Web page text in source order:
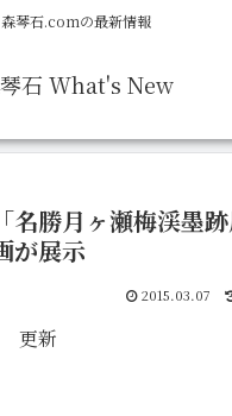
森琴石.comの最新情報
石 What's New
名勝月ヶ瀬梅渓墨
が展示
2015.03.07
更新